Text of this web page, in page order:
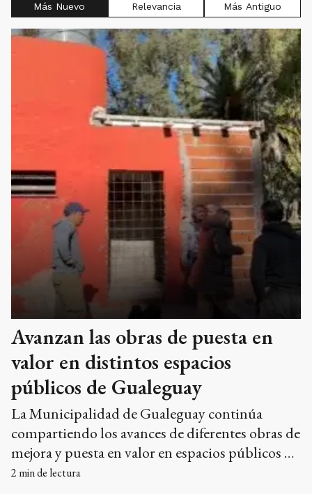
Más Nuevo Relevancia Más Antiguo
Avanzan las obras de puesta en
valor en distintos espacios
públicos de Gualeguay
La Municipalidad de Gualeguay continúa
compartiendo los avances de diferentes obras de
mejora y puesta en valor en espacios públicos de
la ciudad. Entre las intervenciones más
2 min de lectura